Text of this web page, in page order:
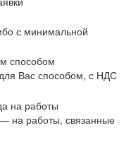
с минимальной
Вас способом, с НДС
на работы, связанные